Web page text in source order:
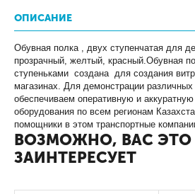
ОПИСАНИЕ
Обувная полка , двух ступенчатая для
прозрачный, желтый, красный.Обувная
ступеньками создана для создания
магазинах. Для демонстрации
обеспечиваем оперативную и аккуратную
оборудования по всем регионам
помощники в этом транспортные
ВОЗМОЖНО, ВАС ЭТО
ЗАИНТЕРЕСУЕТ